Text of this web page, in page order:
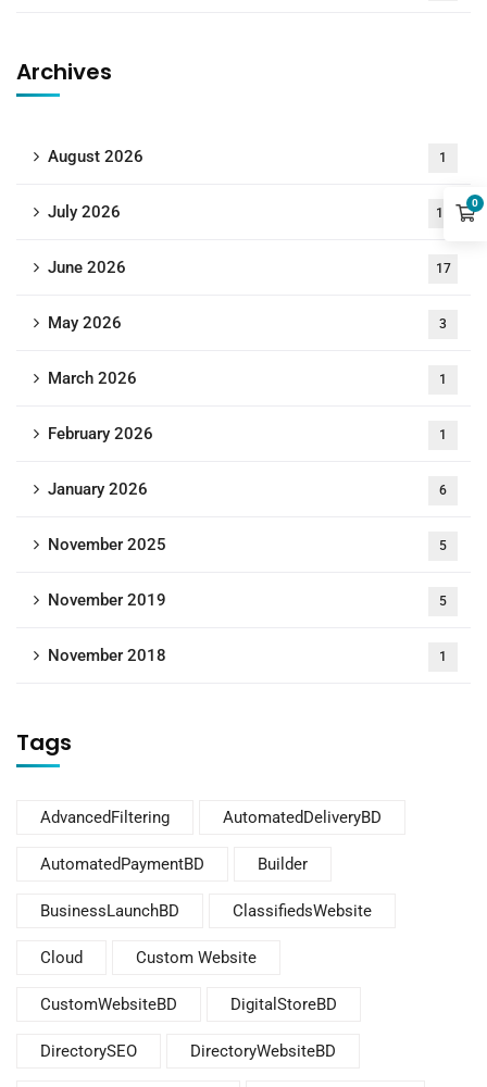
Archives
August 2026 1
July 2026 18
June 2026 17
May 2026 3
March 2026 1
February 2026 1
January 2026 6
November 2025 5
November 2019 5
November 2018 1
Tags
AdvancedFiltering AutomatedDeliveryBD
AutomatedPaymentBD Builder
BusinessLaunchBD ClassifiedsWebsite
Cloud Custom Website
CustomWebsiteBD DigitalStoreBD
DirectorySEO DirectoryWebsiteBD
0